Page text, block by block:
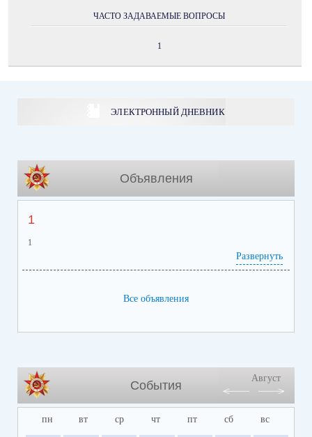
ЧАСТО ЗАДАВАЕМЫЕ ВОПРОСЫ
1
ЭЛЕКТРОННЫЙ ДНЕВНИК
Объявления
1
1
Развернуть
Все объявления
События
Август
пн вт ср чт пт сб вс